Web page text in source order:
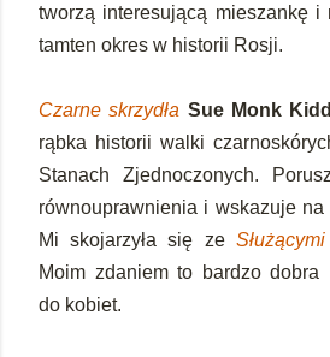
tworzą interesującą mieszankę i
tamten okres w historii Rosji.
Czarne skrzydła Sue Monk Kidd
rąbka historii walki
Stanach Zjednoczonych.
równouprawnienia i wskazuje na
Mi skojarzyła się ze Służącymi
Moim zdaniem to bardzo dobra
do kobiet.